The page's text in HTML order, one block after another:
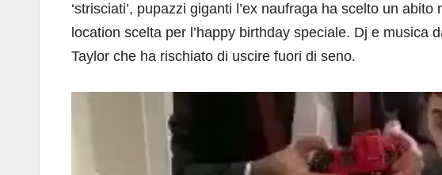
‘strisciati’, pupazzi giganti l’ex naufraga ha scelto un
location scelta per l’happy birthday speciale. Dj e musica
Taylor che ha rischiato di uscire fuori di seno.